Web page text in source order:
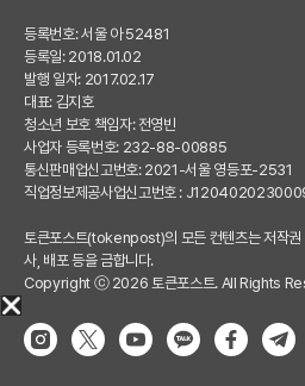
등록번호: 서울 아 52481
등록일: 2018.01.02
발행 일자: 2017.02.17
대표: 김지호
청소년 보호 책임자: 전영빈
사업자 등록번호: 232-88-00885
통신판매업신고번호: 2021-서울 영등포-2531
직업정보제공사업신고번호 :
토큰포스트(tokenpost)의 모든 컨텐츠는 저작권
사, 배포 등을 금합니다.
Copyright ⓒ 2026 토큰포스트. All Rights